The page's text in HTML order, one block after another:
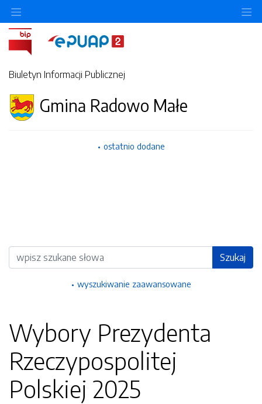
Biuletyn Informacji Publicznej
Gmina Radowo Małe
ostatnio dodane
Wyszukiwarka Szukaj
wyszukiwanie zaawansowane
Wybory Prezydenta
Rzeczypospolitej
Polskiej 2025